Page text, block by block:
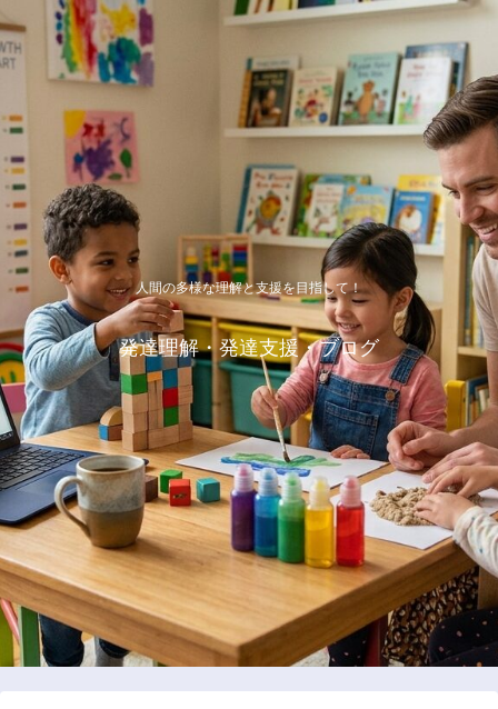
人間の多様な理解と支援を目指して！
発達理解・発達支援・ブログ